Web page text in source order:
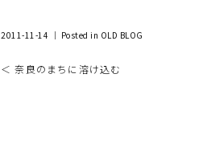
2011-11-14 ｜ Posted in OLD BLOG
＜ 奈良のまちに溶け込む